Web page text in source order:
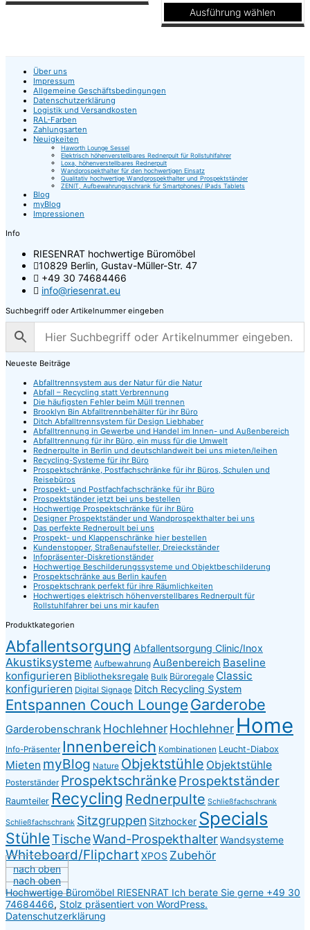
gewählt
gewählt
werden
Dieses
Optionen
können
Produktseite
gewählt
Ausführung wählen
Dieses
Die
Produktseite
gewählt
werden
Über uns
Impressum
Allgemeine Geschäftsbedingungen
Datenschutzerklärung
Logistik und Versandkosten
RAL-Farben
Zahlungsarten
Neuigkeiten
Haworth Lounge Sessel
Elektrisch höhenverstellbares Rednerpult für Rollstuhlfahrer
Loxa, höhenverstellbares Rednerpult
Wandprospekthalter für den hochwertigen Einsatz
Qualitativ hochwertige Wandprospekthalter und Prospektständer
ZENIT, Aufbewahrungsschrank für Smartphones/ IPads Tablets
Blog
myBlog
Impressionen
Info
RIESENRAT hochwertige Büromöbel
10829 Berlin, Gustav-Müller-Str. 47
+49 30 74684466
info@riesenrat.eu
Suchbegriff oder Artikelnummer eingeben
Neueste Beiträge
Abfalltrennsystem aus der Natur für die Natur
Abfall – Recycling statt Verbrennung
Die häufigsten Fehler beim Müll trennen
Brooklyn Bin Abfalltrennbehälter für ihr Büro
Ditch Abfalltrennsystem für Design Liebhaber
Abfalltrennung in Gewerbe und Handel im Innen- und Außenbereich
Abfalltrennung für ihr Büro, ein muss für die Umwelt
Rednerpulte in Berlin und deutschlandweit bei uns mieten/leihen
Recycling-Systeme für ihr Büro
Prospektschränke, Postfachschränke für ihr Büros, Schulen und
Reisebüros
Prospekt- und Postfachfachschränke für ihr Büro
Prospektständer jetzt bei uns bestellen
Hochwertige Prospektschränke für ihr Büro
Designer Prospektständer und Wandprospekthalter bei uns
Das perfekte Rednerpult bei uns
Prospekt- und Klappenschränke hier bestellen
Kundenstopper, Straßenaufsteller, Dreieckständer
Infopräsenter-Diskretionständer
Hochwertige Beschilderungssysteme und Objektbeschilderung
Prospektschränke aus Berlin kaufen
Prospektschrank perfekt für ihre Räumlichkeiten
Hochwertiges elektrisch höhenverstellbares Rednerpult für
Rollstuhlfahrer bei uns mir kaufen
Produktkategorien
Abfallentsorgung Abfallentsorgung Clinic/Inox
Akustiksysteme Aufbewahrung Außenbereich Baseline
konfigurieren Bibliotheksregale Bulk Büroregale Classic
konfigurieren Digital Signage Ditch Recycling System
Entspannen Couch Lounge Garderobe
Garderobenschrank HochlehnerHochlehner Home
Info-Präsenter Innenbereich Kombinationen Leucht-Diabox
Mieten myBlog Nature Objektstühle Objektstühle
Posterständer ProspektschränkeProspektständer
Raumteiler Recycling Rednerpulte Schließfachschrank
Schließfachschrank Sitzgruppen Sitzhocker Specials
StühleTischeWand-ProspekthalterWandsysteme
Whiteboard/Flipchart XPOS Zubehör
nach oben
nach oben
Hochwertige Büromöbel RIESENRAT Ich berate Sie gerne +49 30
74684466, Stolz präsentiert von WordPress.
Datenschutzerklärung